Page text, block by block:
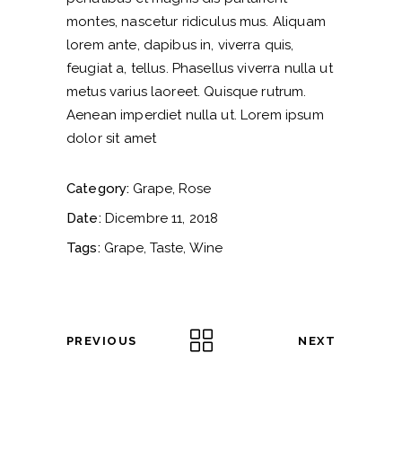
montes, nascetur ridiculus mus. Aliquam
lorem ante, dapibus in, viverra quis,
feugiat a, tellus. Phasellus viverra nulla ut
metus varius laoreet. Quisque rutrum.
Aenean imperdiet nulla ut. Lorem ipsum
dolor sit amet
Category: Grape Rose
Date: Dicembre 11, 2018
Tags: Grape Taste Wine
PREVIOUS NEXT